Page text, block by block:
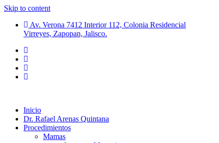
Skip to content
Av. Verona 7412 Interior 112, Colonia Residencial
Virreyes, Zapopan, Jalisco.
Inicio
Dr. Rafael Arenas Quintana
Procedimientos
Mamas